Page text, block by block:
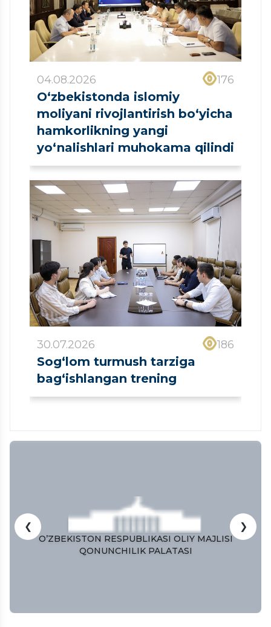
04.08.2026 176
O‘zbekistonda islomiy
moliyani rivojlantirish bo‘yicha
hamkorlikning yangi
yo‘nalishlari muhokama qilindi
30.07.2026 186
Sog‘lom turmush tarziga
bag‘ishlangan trening
O’ZBEKISTON RESPUBLIKASI OLIY MAJLISI
QONUNCHILIK PALATASI
❮ ❯